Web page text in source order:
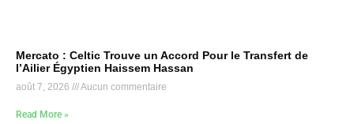
Mercato : Celtic Trouve un Accord Pour le Transfert de
l’Ailier Égyptien Haissem Hassan
août 7, 2026 Aucun commentaire
Read More »